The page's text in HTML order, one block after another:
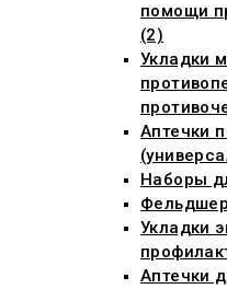
помощи
(2)
Укладки
Аптечки
Наборы
Укладки
Аптечки